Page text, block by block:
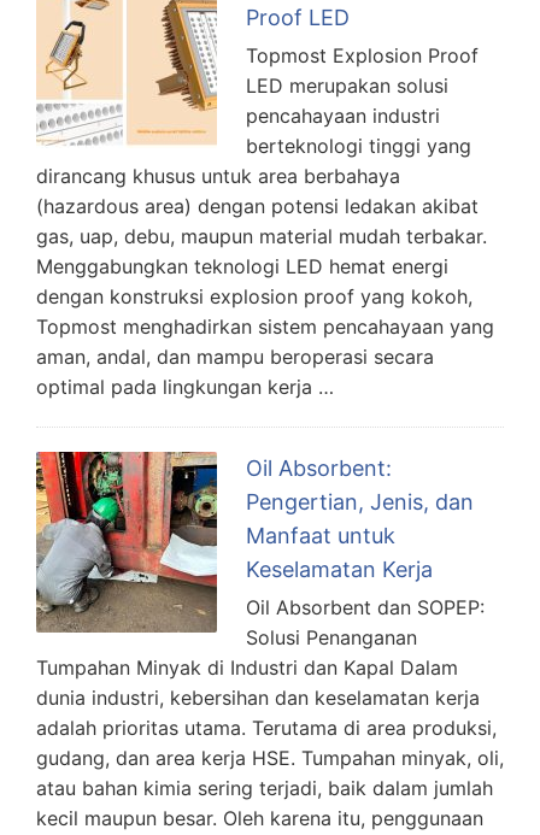
Proof LED
Topmost Explosion Proof
LED merupakan solusi
pencahayaan industri
berteknologi tinggi yang
dirancang khusus untuk area berbahaya
(hazardous area) dengan potensi ledakan akibat
gas, uap, debu, maupun material mudah terbakar.
Menggabungkan teknologi LED hemat energi
dengan konstruksi explosion proof yang kokoh,
Topmost menghadirkan sistem pencahayaan yang
aman, andal, dan mampu beroperasi secara
optimal pada lingkungan kerja …
Oil Absorbent:
Pengertian, Jenis, dan
Manfaat untuk
Keselamatan Kerja
Oil Absorbent dan SOPEP:
Solusi Penanganan
Tumpahan Minyak di Industri dan Kapal Dalam
dunia industri, kebersihan dan keselamatan kerja
adalah prioritas utama. Terutama di area produksi,
gudang, dan area kerja HSE. Tumpahan minyak, oli,
atau bahan kimia sering terjadi, baik dalam jumlah
kecil maupun besar. Oleh karena itu, penggunaan